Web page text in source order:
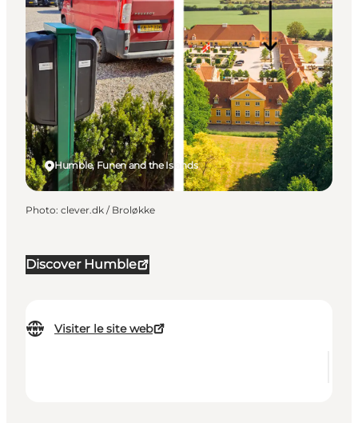
Discover Humble
Visiter le site web
Humble, Funen and the Islands
Photo: clever.dk / Broløkke